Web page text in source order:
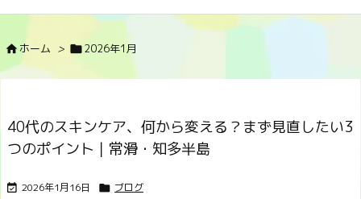
ホーム > 2026年1月
40代のスキンケア、何から変える？まず見直したい3
つのポイント｜常滑・知多半島
 2026年1月16日  ブログ